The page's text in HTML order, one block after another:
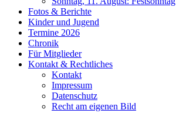
Fotos & Berichte
Kinder und Jugend
Termine 2026
Chronik
Für Mitglieder
Kontakt & Rechtliches
Kontakt
Impressum
Datenschutz
Recht am eigenen Bild